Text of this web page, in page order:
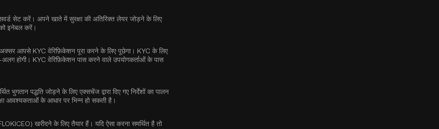
सेट करें। अपने खाते में सुरक्षा की अतिरिक्त लेयर जोड़ने के लिए
इनेबल करें।
अक्सर आपसेKYC वेरिफ़िकेशन पूरा करने के लिए पूछेगा। KYC के लिए
होगी। KYC वेरिफ़िकेशन पास करने वाले उपयोगकर्ताओं के पास
भुगतान पद्धति जोड़ने के लिए एक्सचेंज द्वारा दिए गए निर्देशों का पालन
आवश्यकताओं के आधार पर भिन्न हो सकती है।
खरीदने के लिए तैयार हैं। यदि ऐसा करना समर्थित है तो